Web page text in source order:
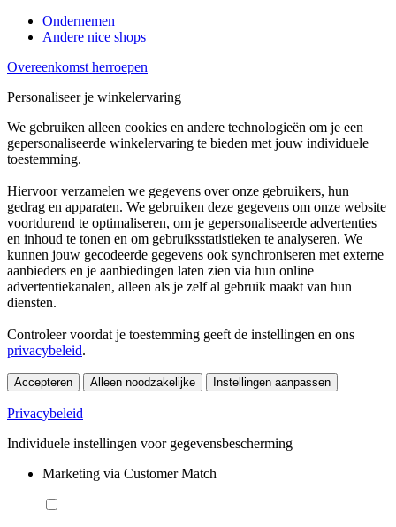
Ondernemen
Andere nice shops
Overeenkomst herroepen
Personaliseer je winkelervaring
We gebruiken alleen cookies en andere technologieën om je een
gepersonaliseerde winkelervaring te bieden met jouw individuele
toestemming.
Hiervoor verzamelen we gegevens over onze gebruikers, hun
gedrag en apparaten. We gebruiken deze gegevens om onze website
voortdurend te optimaliseren, om je gepersonaliseerde advertenties
en inhoud te tonen en om gebruiksstatistieken te analyseren. We
kunnen jouw gecodeerde gegevens ook synchroniseren met externe
aanbieders en je aanbiedingen laten zien via hun online
advertentiekanalen, alleen als je zelf al gebruik maakt van hun
diensten.
Controleer voordat je toestemming geeft de instellingen en ons
privacybeleid.
Accepteren Alleen noodzakelijke Instellingen aanpassen
Privacybeleid
Individuele instellingen voor gegevensbescherming
Marketing via Customer Match